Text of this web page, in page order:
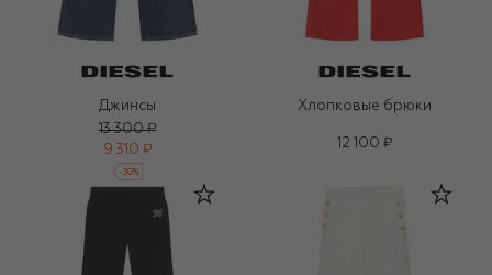
Джинсы
13 300 ₽
9 310 ₽
-30%
Хлопковые брюки
12 100 ₽